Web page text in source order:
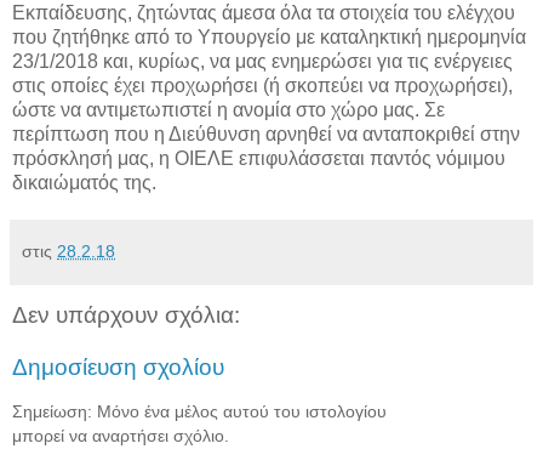
Εκπαίδευσης, ζητώντας άμεσα όλα τα στοιχεία του ελέγχου
που ζητήθηκε από το Υπουργείο με καταληκτική ημερομηνία
23/1/2018 και, κυρίως, να μας ενημερώσει για τις ενέργειες
στις οποίες έχει προχωρήσει (ή σκοπεύει να προχωρήσει),
ώστε να αντιμετωπιστεί η ανομία στο χώρο μας. Σε
περίπτωση που η Διεύθυνση αρνηθεί να ανταποκριθεί στην
πρόσκλησή μας, η ΟΙΕΛΕ επιφυλάσσεται παντός νόμιμου
δικαιώματός της.
στις 28.2.18
Δεν υπάρχουν σχόλια:
Δημοσίευση σχολίου
Σημείωση: Μόνο ένα μέλος αυτού του ιστολογίου
μπορεί να αναρτήσει σχόλιο.